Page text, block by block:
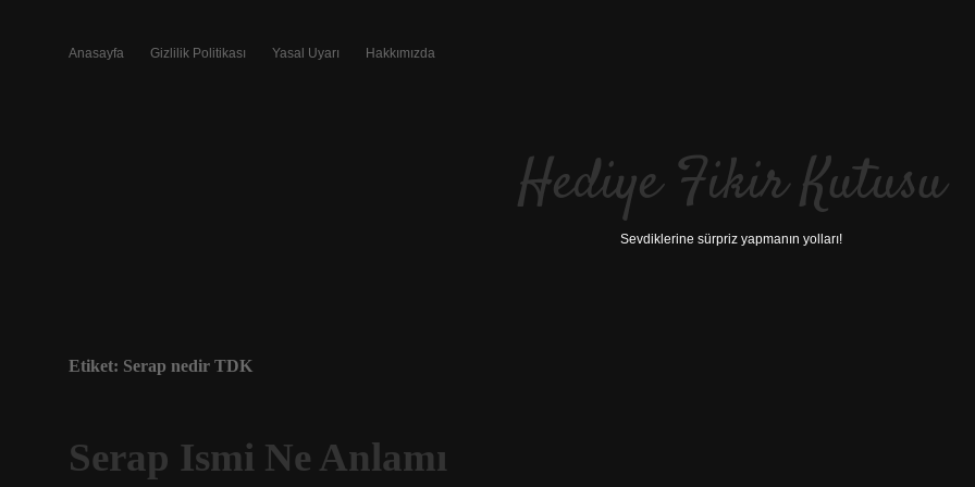
Anasayfa Gizlilik Politikası Yasal Uyarı Hakkımızda
Hediye Fikir Kutusu
Sevdiklerine sürpriz yapmanın yolları!
Etiket: Serap nedir TDK
Serap Ismi Ne Anlamı